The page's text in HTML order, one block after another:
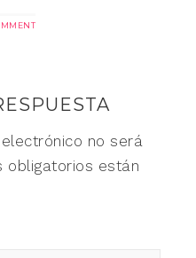
no será
obligatorios están